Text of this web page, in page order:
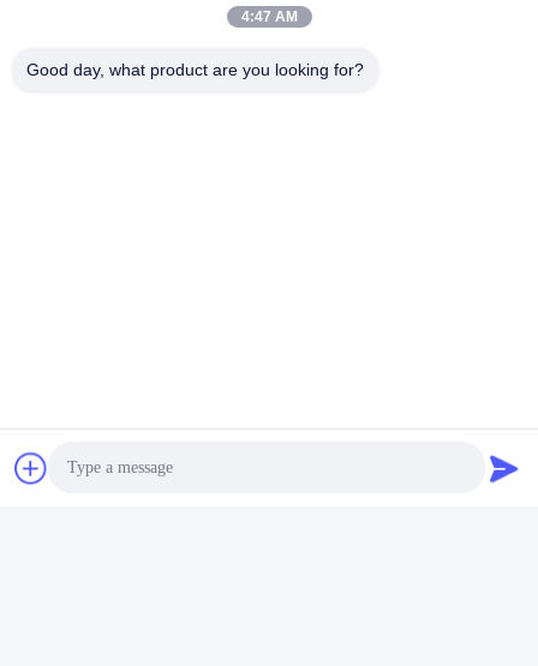
4:47 AM
Good day, what product are you looking for?